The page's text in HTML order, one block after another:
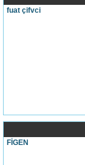
fuat çifvci
FİGEN